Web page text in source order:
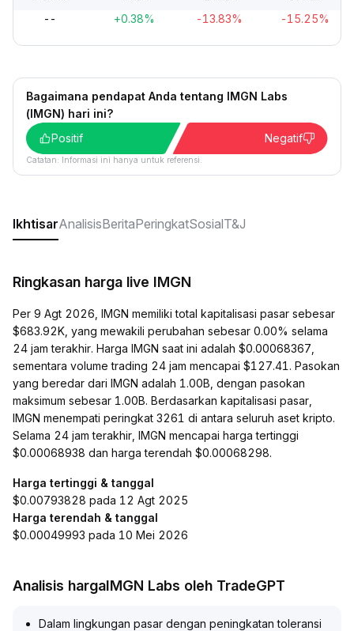
-- +0.38% -13.83% -15.25%
Bagaimana pendapat Anda tentang IMGN Labs
(IMGN) hari ini?
Positif
Negatif
Catatan: Informasi ini hanya untuk referensi.
IkhtisarAnalisisBeritaPeringkatSosialT&J
Ringkasan harga live IMGN
Per 9 Agt 2026, IMGN memiliki total kapitalisasi pasar sebesar
$683.92K, yang mewakili perubahan sebesar 0.00% selama
24 jam terakhir. Harga IMGN saat ini adalah $0.00068367,
sementara volume trading 24 jam mencapai $127.41. Pasokan
yang beredar dari IMGN adalah 1.00B, dengan pasokan
maksimum sebesar 1.00B. Berdasarkan kapitalisasi pasar,
IMGN menempati peringkat 3261 di antara seluruh aset kripto.
Selama 24 jam terakhir, IMGN mencapai harga tertinggi
$0.00068938 dan harga terendah $0.00068298.
Harga tertinggi & tanggal
$0.00793828 pada 12 Agt 2025
Harga terendah & tanggal
$0.00049993 pada 10 Mei 2026
Analisis hargaIMGN Labs oleh TradeGPT
Dalam lingkungan pasar dengan peningkatan toleransi